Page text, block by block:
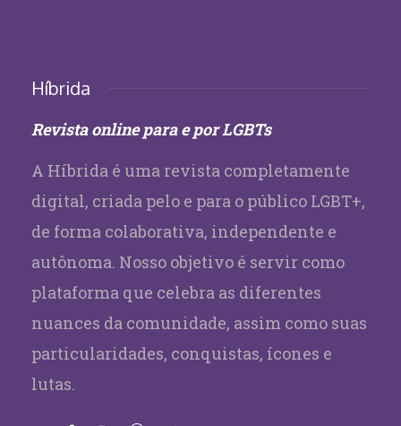
Híbrida
Revista online para e por LGBTs
A Híbrida é uma revista completamente
digital, criada pelo e para o público LGBT+,
de forma colaborativa, independente e
autônoma. Nosso objetivo é servir como
plataforma que celebra as diferentes
nuances da comunidade, assim como suas
particularidades, conquistas, ícones e
lutas.